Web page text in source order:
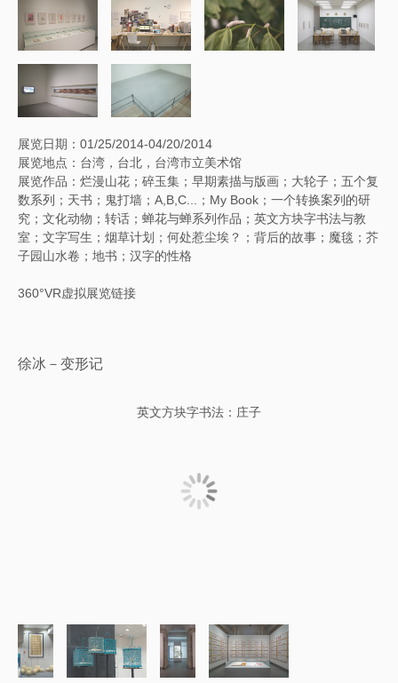
展览日期：01/25/2014-04/20/2014
展览地点：台湾，台北，台湾市立美术馆
展览作品：烂漫山花；碎玉集；早期素描与版画；大轮子；五个复
数系列；天书；鬼打墙；A,B,C...；My Book；一个转换案列的研
究；文化动物；转话；蝉花与蝉系列作品；英文方块字书法与教
室；文字写生；烟草计划；何处惹尘埃？；背后的故事；魔毯；芥
子园山水卷；地书；汉字的性格
360°VR虚拟展览链接
徐冰－变形记
英文方块字书法：庄子